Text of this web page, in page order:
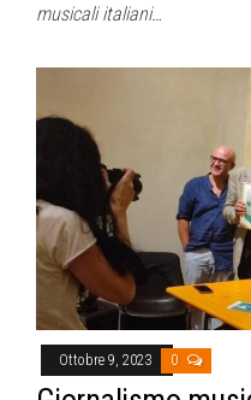
musicali italiani…
Ottobre 9, 2023 0